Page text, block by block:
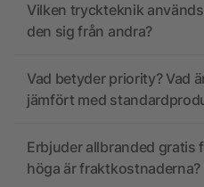
Vilken tryckteknik
den sig från andra?
Vad betyder priority? Vad
jämfört med
Erbjuder allbranded gratis
höga är fraktkostnaderna?